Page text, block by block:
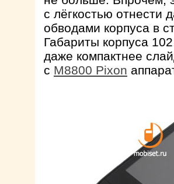
с лёгкостью отнести
обводами корпуса в
Габариты корпуса
даже компактнее
с M8800 Pixon